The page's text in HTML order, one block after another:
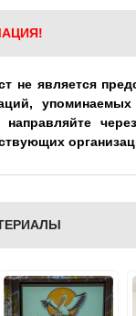
не является
упоминаемых